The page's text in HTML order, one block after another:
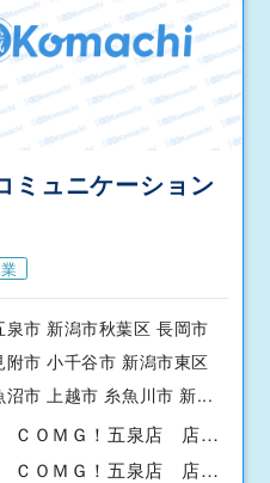
ミュニケーション
泉市 新潟市秋葉区 長岡市
附市 小千谷市 新潟市東区
沼市 上越市 糸魚川市 新...
ＣＯＭＧ！五泉店 店長候補 （五泉市）
ＣＯＭＧ！五泉店 店長候補／地域限定 （五泉市）